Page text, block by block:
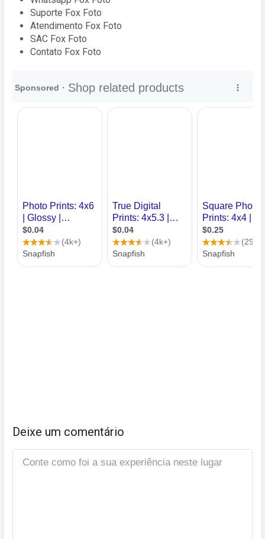
Suporte Fox Foto
Atendimento Fox Foto
SAC Fox Foto
Contato Fox Foto
Deixe um comentário